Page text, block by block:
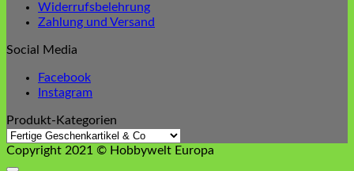
Widerrufsbelehrung
Zahlung und Versand
Social Media
Facebook
Instagram
Produkt-Kategorien
Copyright 2021 © Hobbywelt Europa